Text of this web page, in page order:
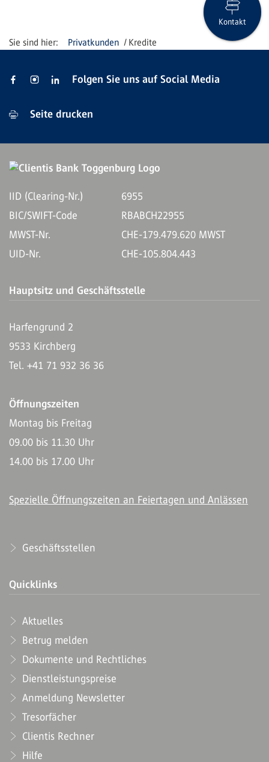
Privatkunden Kredite
Kontakt
Folgen Sie uns auf Social Media
Seite drucken
IID (Clearing-Nr.)
6955
BIC/SWIFT-Code
RBABCH22955
MWST-Nr.
CHE-179.479.620 MWST
UID-Nr.
CHE-105.804.443
Hauptsitz und Geschäftsstelle
Harfengrund 2
9533 Kirchberg
Tel. +41 71 932 36 36
Öffnungszeiten
Montag bis Freitag
09.00 bis 11.30 Uhr
14.00 bis 17.00 Uhr
Spezielle Öffnungszeiten an Feiertagen und Anlässen
Geschäftsstellen
Quicklinks
Aktuelles
Betrug melden
Dokumente und Rechtliches
Dienstleistungspreise
Anmeldung Newsletter
Tresorfächer
Clientis Rechner
Hilfe